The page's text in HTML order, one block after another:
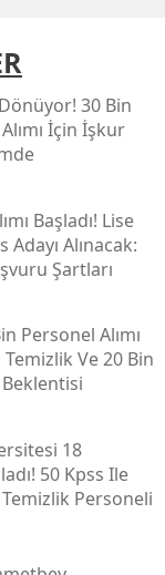
30 Bin
İçin İşkur
Başladı! Lise
Alınacak:
Şartları
Personel Alımı
Ve 20 Bin
18
50 Kpss Ile
Personeli